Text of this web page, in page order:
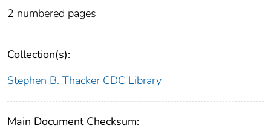
2 numbered pages
Collection(s):
Stephen B. Thacker CDC Library
Main Document Checksum: